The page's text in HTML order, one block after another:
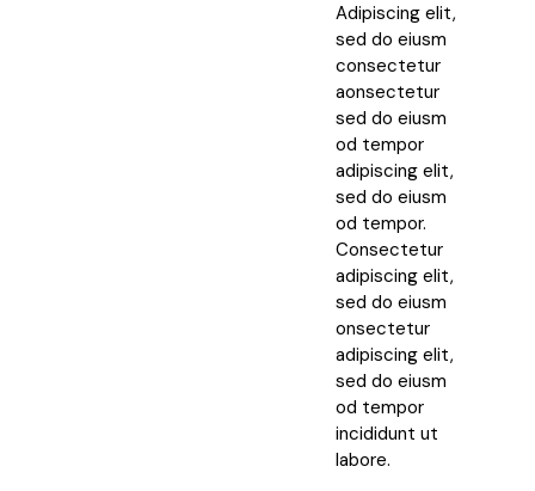
Adipiscing elit,
sed do eiusm
consectetur
aonsectetur
sed do eiusm
od tempor
adipiscing elit,
sed do eiusm
od tempor.
Consectetur
adipiscing elit,
sed do eiusm
onsectetur
adipiscing elit,
sed do eiusm
od tempor
incididunt ut
labore.